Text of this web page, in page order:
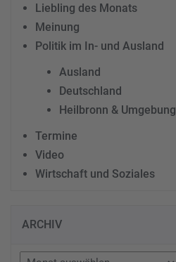
Liebling des Monats
Meinung
Politik im In- und Ausland
Ausland
Deutschland
Heilbronn & Umgebung
Termine
Video
Wirtschaft und Soziales
ARCHIV
Archiv